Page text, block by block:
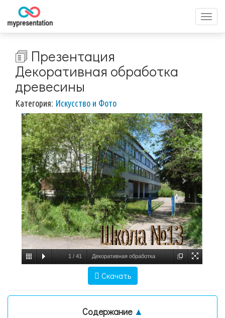
меню
🗊 Презентация
Декоративная обработка
древесины
Категория: Искусство и Фото
1 / 41 Декоративная обработка
Скачать
Содержание ▲